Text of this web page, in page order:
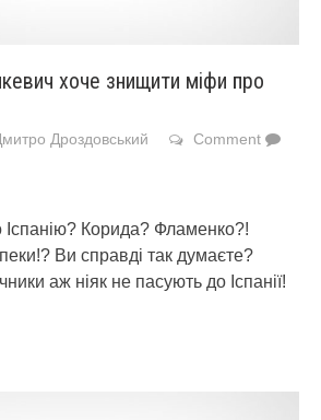
хоче знищити міфи про
Дроздовський Comment
Корида? Фламенко?!
Ви справді так думаєте?
аж ніяк не пасують до Іспанії!